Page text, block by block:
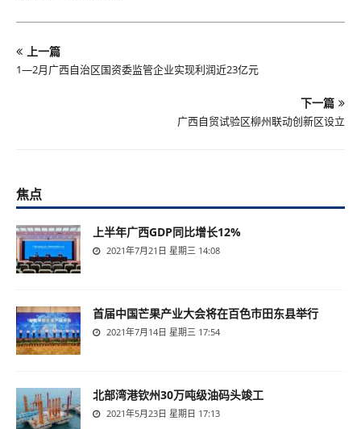
上一篇
1—2月广西自治区国资委监管企业实现利润近23亿元
下一篇
广西自贸试验区柳州联动创新区设立
焦点
上半年广西GDP同比增长12%
2021年7月21日 星期三 14:08
首届中国芒果产业大会将在百色市田东县举行
2021年7月14日 星期三 17:54
北部湾港钦州30万吨级油码头竣工
2021年5月23日 星期日 17:13